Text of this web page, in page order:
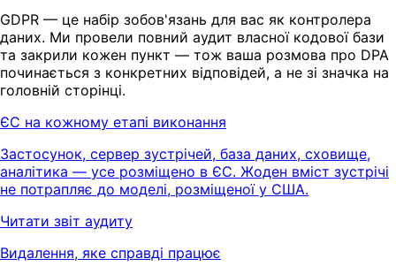
GDPR — це набір зобов'язань для вас як контролера
даних. Ми провели повний аудит власної кодової бази
та закрили кожен пункт — тож ваша розмова про DPA
починається з конкретних відповідей, а не зі значка на
головній сторінці.
ЄС на кожному етапі виконання
Застосунок, сервер зустрічей, база даних, сховище,
аналітика — усе розміщено в ЄС. Жоден вміст зустрічі
не потрапляє до моделі, розміщеної у США.
Читати звіт аудиту
Видалення, яке справді працює